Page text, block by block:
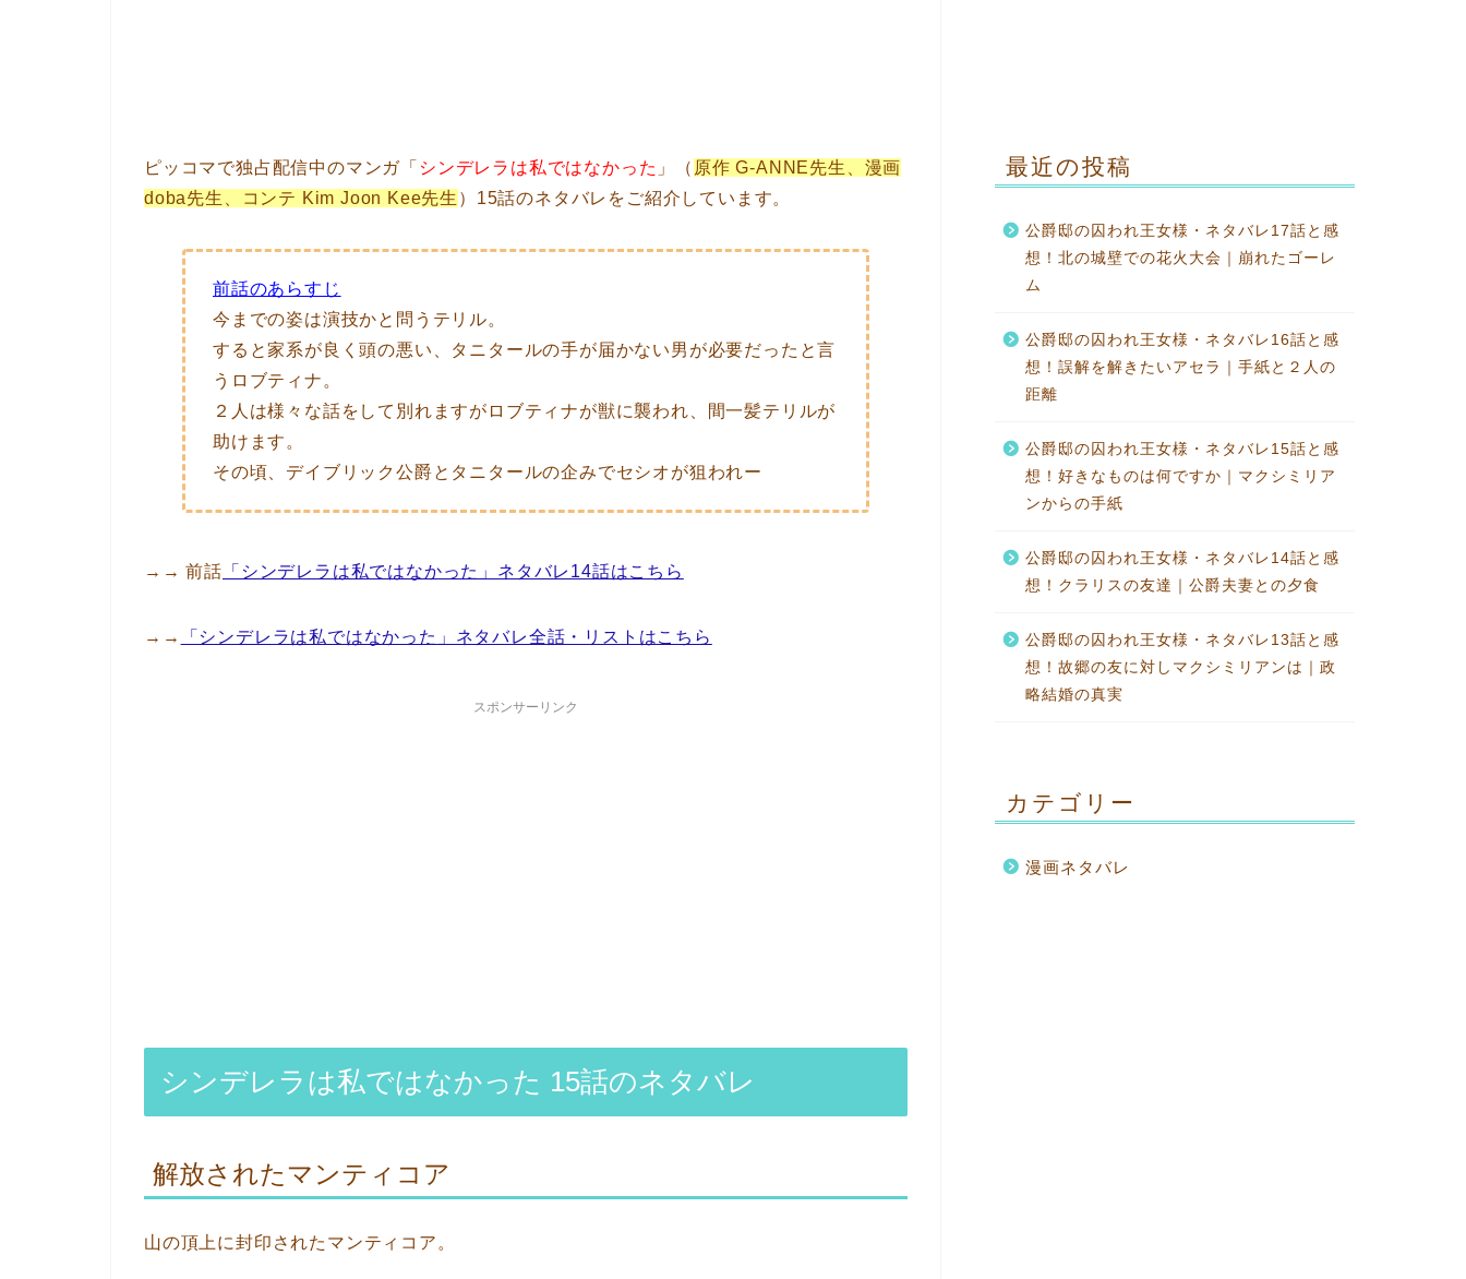
ピッコマで独占配信中のマンガ「 シンデレラは私ではなかった 」（ 原作 G-ANNE先生、漫画
doba先生、コンテ Kim Joon Kee先生 ）15話のネタバレをご紹介しています。
前話のあらすじ
今までの姿は演技かと問うテリル。
すると家系が良く頭の悪い、タニタールの手が届かない男が必要だったと言
うロブティナ。
２人は様々な話をして別れますがロブティナが獣に襲われ、間一髪テリルが
助けます。
その頃、デイブリック公爵とタニタールの企みでセシオが狙われー
→→ 前話 「シンデレラは私ではなかった」ネタバレ14話はこちら
→→ 「シンデレラは私ではなかった」ネタバレ全話・リストはこちら
スポンサーリンク
シンデレラは私ではなかった 15話のネタバレ
解放されたマンティコア
山の頂上に封印されたマンティコア。
最近の投稿
公爵邸の囚われ王女様・ネタバレ17話と感
想！北の城壁での花火大会｜崩れたゴーレ
ム
公爵邸の囚われ王女様・ネタバレ16話と感
想！誤解を解きたいアセラ｜手紙と２人の
距離
公爵邸の囚われ王女様・ネタバレ15話と感
想！好きなものは何ですか｜マクシミリア
ンからの手紙
公爵邸の囚われ王女様・ネタバレ14話と感
想！クラリスの友達｜公爵夫妻との夕食
公爵邸の囚われ王女様・ネタバレ13話と感
想！故郷の友に対しマクシミリアンは｜政
略結婚の真実
カテゴリー
漫画ネタバレ